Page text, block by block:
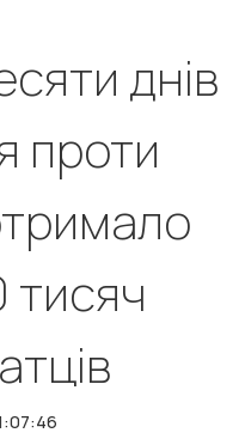
днів
проти
тисяч